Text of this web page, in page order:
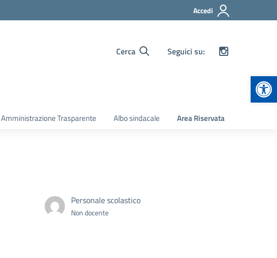
Accedi
Cerca Seguici su:
Amministrazione Trasparente Albo sindacale Area Riservata
Personale scolastico
Non docente